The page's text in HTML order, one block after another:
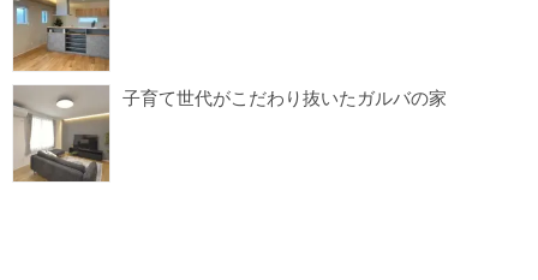
子育て世代がこだわり抜いたガルバの家